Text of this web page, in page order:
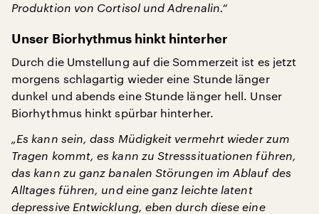
Produktion von Cortisol und Adrenalin.“
Unser Biorhythmus hinkt hinterher
Durch die Umstellung auf die Sommerzeit ist es jetzt
morgens schlagartig wieder eine Stunde länger
dunkel und abends eine Stunde länger hell. Unser
Biorhythmus hinkt spürbar hinterher.
„Es kann sein, dass Müdigkeit vermehrt wieder zum
Tragen kommt, es kann zu Stresssituationen führen,
das kann zu ganz banalen Störungen im Ablauf des
Alltages führen, und eine ganz leichte latent
depressive Entwicklung, eben durch diese eine